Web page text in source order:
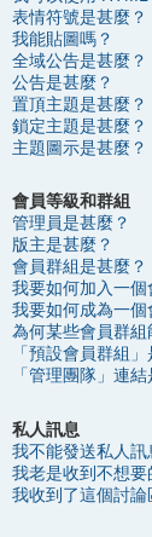
表情符號是甚麼？
我能貼圖嗎？
全域公告是甚麼？
公告是甚麼？
置頂主題是甚麼？
鎖定主題是甚麼？
主題圖示是甚麼？
會員等級和群組
管理員是甚麼？
版主是甚麼？
會員群組是甚麼？
我要如何加入一個
我要如何成為一個
為何某些會員群組
「預設會員群組
「管理團隊」連
私人訊息
我不能發送私人訊
我老是收到不想要
我收到了這個討論